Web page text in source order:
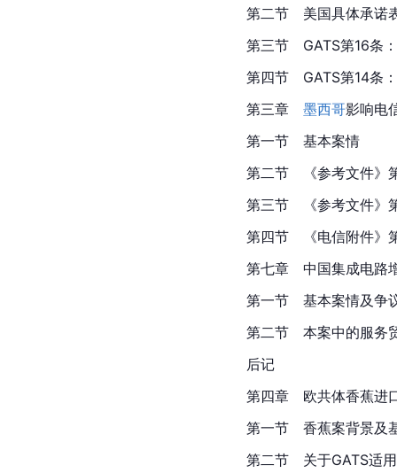
第二节　美国具体承诺
第三节　GATS第16条
第四节　GATS第14条
第三章
墨西哥影响电
第一节　基本案情
第二节　《参考文件》
第三节　《参考文件》
第四节　《电信附件》
第七章　中国集成电路
第一节　基本案情及争
第二节　本案中的服务
后记
第四章　欧共体香蕉进
第一节　香蕉案背景及
第二节　关于GATS适